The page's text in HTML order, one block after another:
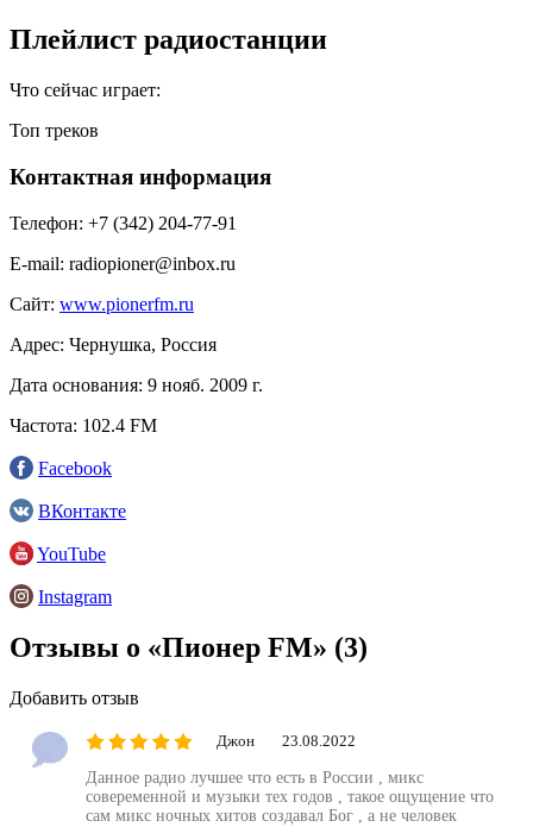
Плейлист радиостанции
Что сейчас играет:
Топ треков
Контактная информация
Телефон: +7 (342) 204-77-91
E-mail: radiopioner@inbox.ru
Сайт: www.pionerfm.ru
Адрес: Чернушка, Россия
Дата основания: 9 нояб. 2009 г.
Частота: 102.4 FM
Facebook
ВКонтакте
YouTube
Instagram
Отзывы о «Пионер FM» (3)
Добавить отзыв
Джон 23.08.2022
Данное радио лучшее что есть в России , микс
совеременной и музыки тех годов , такое ощущение что
сам микс ночных хитов создавал Бог , а не человек